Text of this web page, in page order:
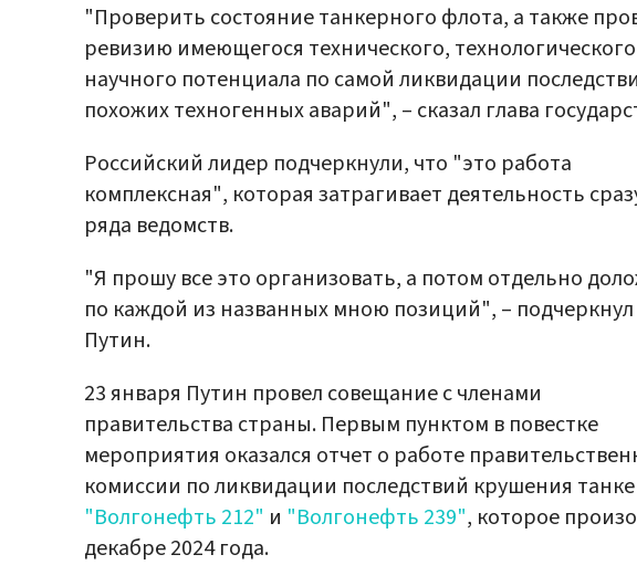
"Проверить состояние танкерного флота, а также
ревизию имеющегося технического,
научного потенциала по самой ликвидации
похожих техногенных аварий", – сказал глава
Российский лидер подчеркнули, что "это работа
комплексная", которая затрагивает деятельность
ряда ведомств.
"Я прошу все это организовать, а потом отдельно
по каждой из названных мною позиций", – подчеркнул
Путин.
23 января Путин провел совещание с членами
правительства страны. Первым пунктом в повестке
мероприятия оказался отчет о работе
комиссии по ликвидации последствий крушения
"Волгонефть 212" и "Волгонефть 239", которое
декабре 2024 года.